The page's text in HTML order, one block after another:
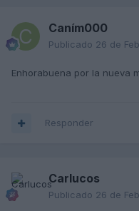
Caním000
Publicado 26 de
Enhorabuena por la nueva
Responder
Carlucos
Publicado 26 de